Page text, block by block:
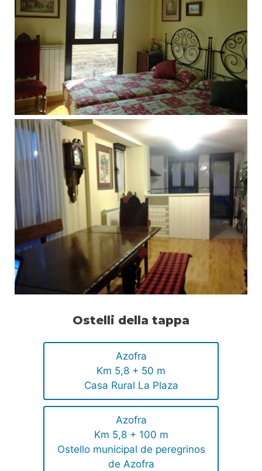
Ostelli della tappa
Azofra
Km 5,8 + 50 m
Casa Rural La Plaza
Azofra
Km 5,8 + 100 m
Ostello municipal de peregrinos
de Azofra